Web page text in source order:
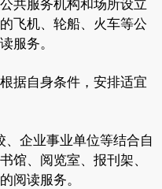
共服务机构和场所设立
飞机、轮船、火车等公
服务。
据自身条件，安排适宜
、企业事业单位等结合自
馆、阅览室、报刊架、
阅读服务。